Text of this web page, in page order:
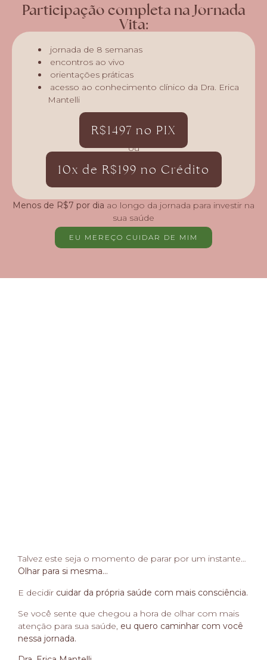
Participação completa na Jornada
Vita:
jornada de 8 semanas
encontros ao vivo
orientações práticas
acesso ao conhecimento clínico da Dra. Erica
Mantelli
R$1497 no PIX
ou
10x de R$199 no Crédito
Menos de R$7 por dia ao longo da jornada para investir na
sua saúde
EU MEREÇO CUIDAR DE MIM
Talvez este seja o momento de parar por um instante…
Olhar para si mesma…
E decidir cuidar da própria saúde com mais consciência.
Se você sente que chegou a hora de olhar com mais
atenção para sua saúde, eu quero caminhar com você
nessa jornada.